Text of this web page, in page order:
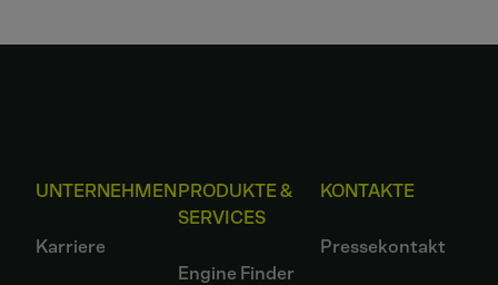
UNTERNEHMEN
Karriere
PRODUKTE &
SERVICES
Engine Finder
KONTAKTE
Pressekontakt